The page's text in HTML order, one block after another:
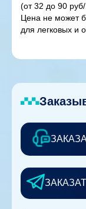
(от 32 до 90
Цена не может
для легковых и